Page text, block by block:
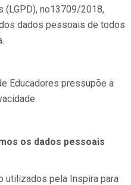
(LGPD), no13709/2018,
dados pessoais de todos
Educadores pressupõe a
os dados pessoais
utilizados pela Inspira para